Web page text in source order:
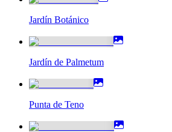
Jardín Botánico
Jardín de Palmetum
Punta de Teno